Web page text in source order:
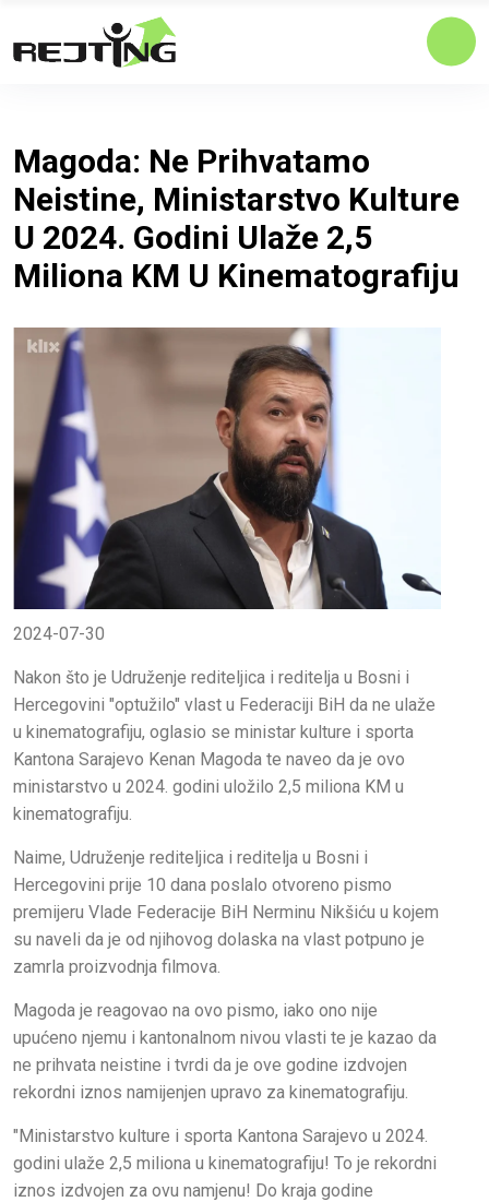
Magoda: Ne Prihvatamo
Neistine, Ministarstvo Kulture
U 2024. Godini Ulaže 2,5
Miliona KM U Kinematografiju
2024-07-30
Nakon što je Udruženje rediteljica i reditelja u Bosni i
Hercegovini "optužilo" vlast u Federaciji BiH da ne ulaže
u kinematografiju, oglasio se ministar kulture i sporta
Kantona Sarajevo Kenan Magoda te naveo da je ovo
ministarstvo u 2024. godini uložilo 2,5 miliona KM u
kinematografiju.
Naime, Udruženje rediteljica i reditelja u Bosni i
Hercegovini prije 10 dana poslalo otvoreno pismo
premijeru Vlade Federacije BiH Nerminu Nikšiću u kojem
su naveli da je od njihovog dolaska na vlast potpuno je
zamrla proizvodnja filmova.
Magoda je reagovao na ovo pismo, iako ono nije
upućeno njemu i kantonalnom nivou vlasti te je kazao da
ne prihvata neistine i tvrdi da je ove godine izdvojen
rekordni iznos namijenjen upravo za kinematografiju.
"Ministarstvo kulture i sporta Kantona Sarajevo u 2024.
godini ulaže 2,5 miliona u kinematografiju! To je rekordni
iznos izdvojen za ovu namjenu! Do kraja godine